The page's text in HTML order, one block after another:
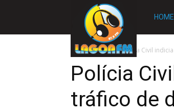
Rádio
Lagoa
FM
HOME
Início SLIDE Polícia Civil
Polícia
tráfico de